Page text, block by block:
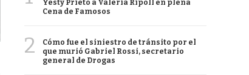
Yesty Prieto a Valeria Ripoll en plena
Cena de Famosos
2
Cómo fue el siniestro de tránsito por el
que murió Gabriel Rossi, secretario
general de Drogas